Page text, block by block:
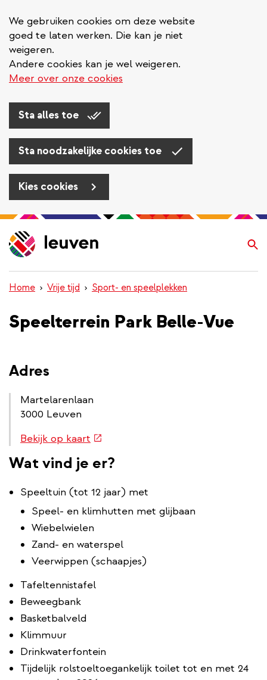
We gebruiken cookies om deze website
goed te laten werken. Die kan je niet
weigeren.
Andere cookies kan je wel weigeren.
Meer over onze cookies
Sta alles toe
Sta noodzakelijke cookies toe
Kies cookies
Overslaan
en
naar
inhoud
gaan
Home Vrije tijd Sport- en speelplekken
Speelterrein Park Belle-Vue
Adres
Martelarenlaan
3000 Leuven
Routebeschrijving
Bekijk op kaart (externe
Wat vind je er?
Speeltuin (tot 12 jaar) met
Speel- en klimhutten met glijbaan
Wiebelwielen
Zand- en waterspel
Veerwippen (schaapjes)
Tafeltennistafel
Beweegbank
Basketbalveld
Klimmuur
Drinkwaterfontein
Tijdelijk rolstoeltoegankelijk toilet tot en met 24